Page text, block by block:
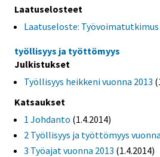
Laatuselosteet
Laatuseloste: Työvoimatutkimus
työllisyys ja työttömyys
Julkistukset
Työllisyys heikkeni vuonna 2013
Katsaukset
1 Johdanto (1.4.2014)
2 Työllisyys ja työttömyys
3 Työajat vuonna 2013 (1.4.2014)